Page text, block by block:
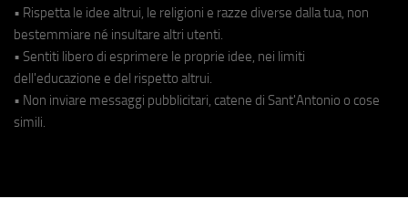
• Rispetta le idee altrui, le religioni e razze diverse dalla tua, non
bestemmiare né insultare altri utenti.
• Sentiti libero di esprimere le proprie idee, nei limiti
dell'educazione e del rispetto altrui.
• Non inviare messaggi pubblicitari, catene di Sant'Antonio o cose
simili.